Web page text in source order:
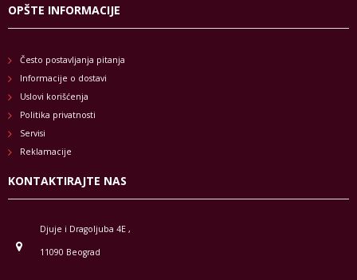
OPŠTE INFORMACIJE
Često postavljanja pitanja
Informacije o dostavi
Uslovi korišćenja
Politika privatnosti
Servisi
Reklamacije
KONTAKTIRAJTE NAS
Djuje i Dragoljuba 4E ,
11090 Beograd